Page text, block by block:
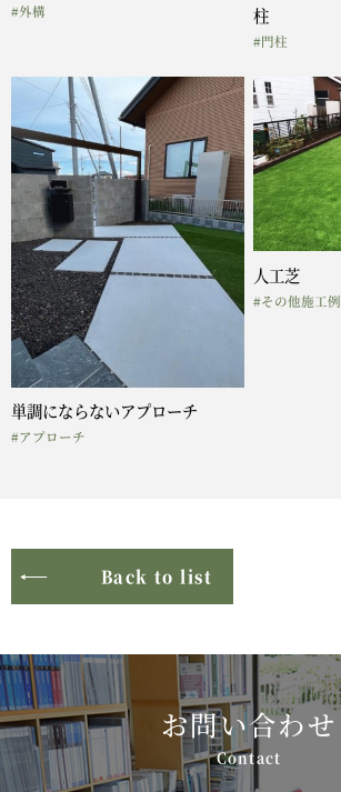
#外構
柱
#門柱
単調にならないアプローチ
#アプローチ
人工芝
#その他施工例
Back to list
お問い合わせ